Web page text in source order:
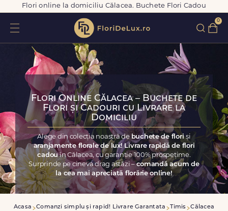
Flori online la domiciliu Călacea. Buchete Flori Cadou
0
Flori Online Călacea – Buchete de
Flori și Cadouri cu Livrare la
Domiciliu
Alege din colecția noastră de buchete de floriși
aranjamente florale de lux! Livrare rapidă de flori
cadouîn Călacea, cu garanție 100% prospețime.
Surprinde pe cineva drag astăzi –comandă acum de
la cea mai apreciată florărie online!
Acasa Comanzi simplu și rapid! Livrare Garantata Timis Călacea